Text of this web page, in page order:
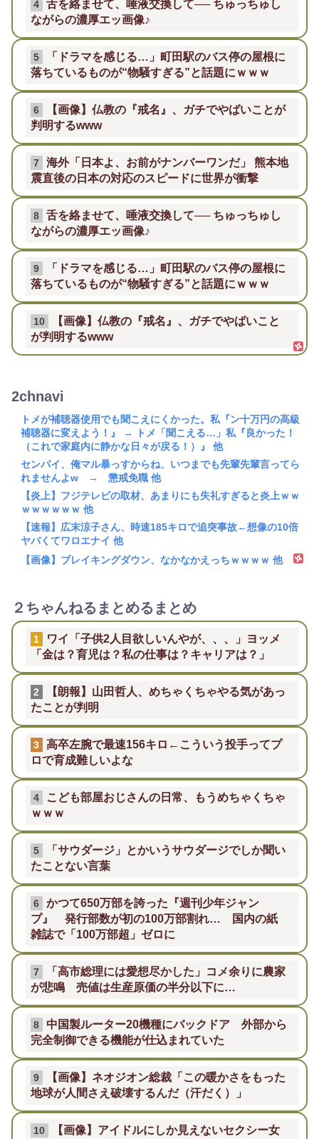
4
舌を絡ませて、唾液交換して── ちゅっちゅし
ながらの濃厚エッ画像♪
5
「ドラマを感じる…」町田駅のバス停の屋根に
落ちているものが“物騒すぎる”と話題にｗｗｗ
6
【画像】仏教の『戒名』、ガチでやばいことが
判明するwww
7
海外「日本よ、お前がナンバーワンだ」 熊本地
震直後の日本の対応のスピードに世界が衝撃
8
舌を絡ませて、唾液交換して── ちゅっちゅし
ながらの濃厚エッ画像♪
9
「ドラマを感じる…」町田駅のバス停の屋根に
落ちているものが“物騒すぎる”と話題にｗｗｗ
10
【画像】仏教の『戒名』、ガチでやばいこと
が判明するwww
2chnavi
トメが補聴器使用でも聞こえにくかった。私『ン十万円の高級
補聴器に変えよう！』 → トメ「聞こえる…」私『良かった！
（これで家庭内に静かな日々が戻る！）』 他
センパイ、俺マル暴っすからね、いつまでも先輩先輩言ってら
れませんよw → 懲戒免職 他
【炎上】フジテレビの取材、あまりにも失礼すぎると炎上ｗｗ
ｗｗｗｗｗｗ 他
【速報】広末涼子さん、時速185キロで追突事故←想像の10倍
ヤバくてワロエナイ 他
【画像】ブレイキングダウン、なかなかえっちｗｗｗｗ 他
２ちゃんねるまとめるまとめ
1
ワイ「子供2人目欲しいんやが、、、」ヨッメ
「金は？育児は？私の仕事は？キャリアは？」
2
【朗報】山田哲人、めちゃくちゃやる気があっ
たことが判明
3
高卒左腕で最速156キロ←こういう投手ってプ
ロで育成難しいよな
4
こども部屋おじさんの日常、もうめちゃくちゃ
ｗｗｗ
5
「サウダージ」とかいうサウダージでしか聞い
たことない言葉
6
かつて650万部を誇った『週刊少年ジャン
プ』 発行部数が初の100万部割れ… 国内の紙
雑誌で「100万部超」ゼロに
7
「高市総理には愛想尽かした」コメ余りに農家
が悲鳴 売値は生産原価の半分以下に…
8
中国製ルーター20機種にバックドア 外部から
完全制御できる機能が仕込まれていた
9
【画像】ネオジオン総裁「この暖かさをもった
地球が人間さえ破壊するんだ（汗だく）」
10
【画像】アイドルにしか見えないセクシー女